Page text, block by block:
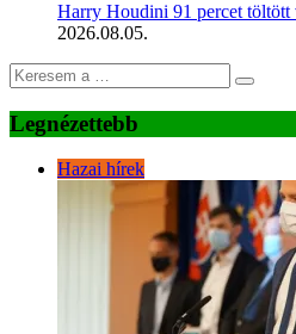
Harry Houdini 91 percet töltött
2026.08.05.
Legnézettebb
Hazai hírek